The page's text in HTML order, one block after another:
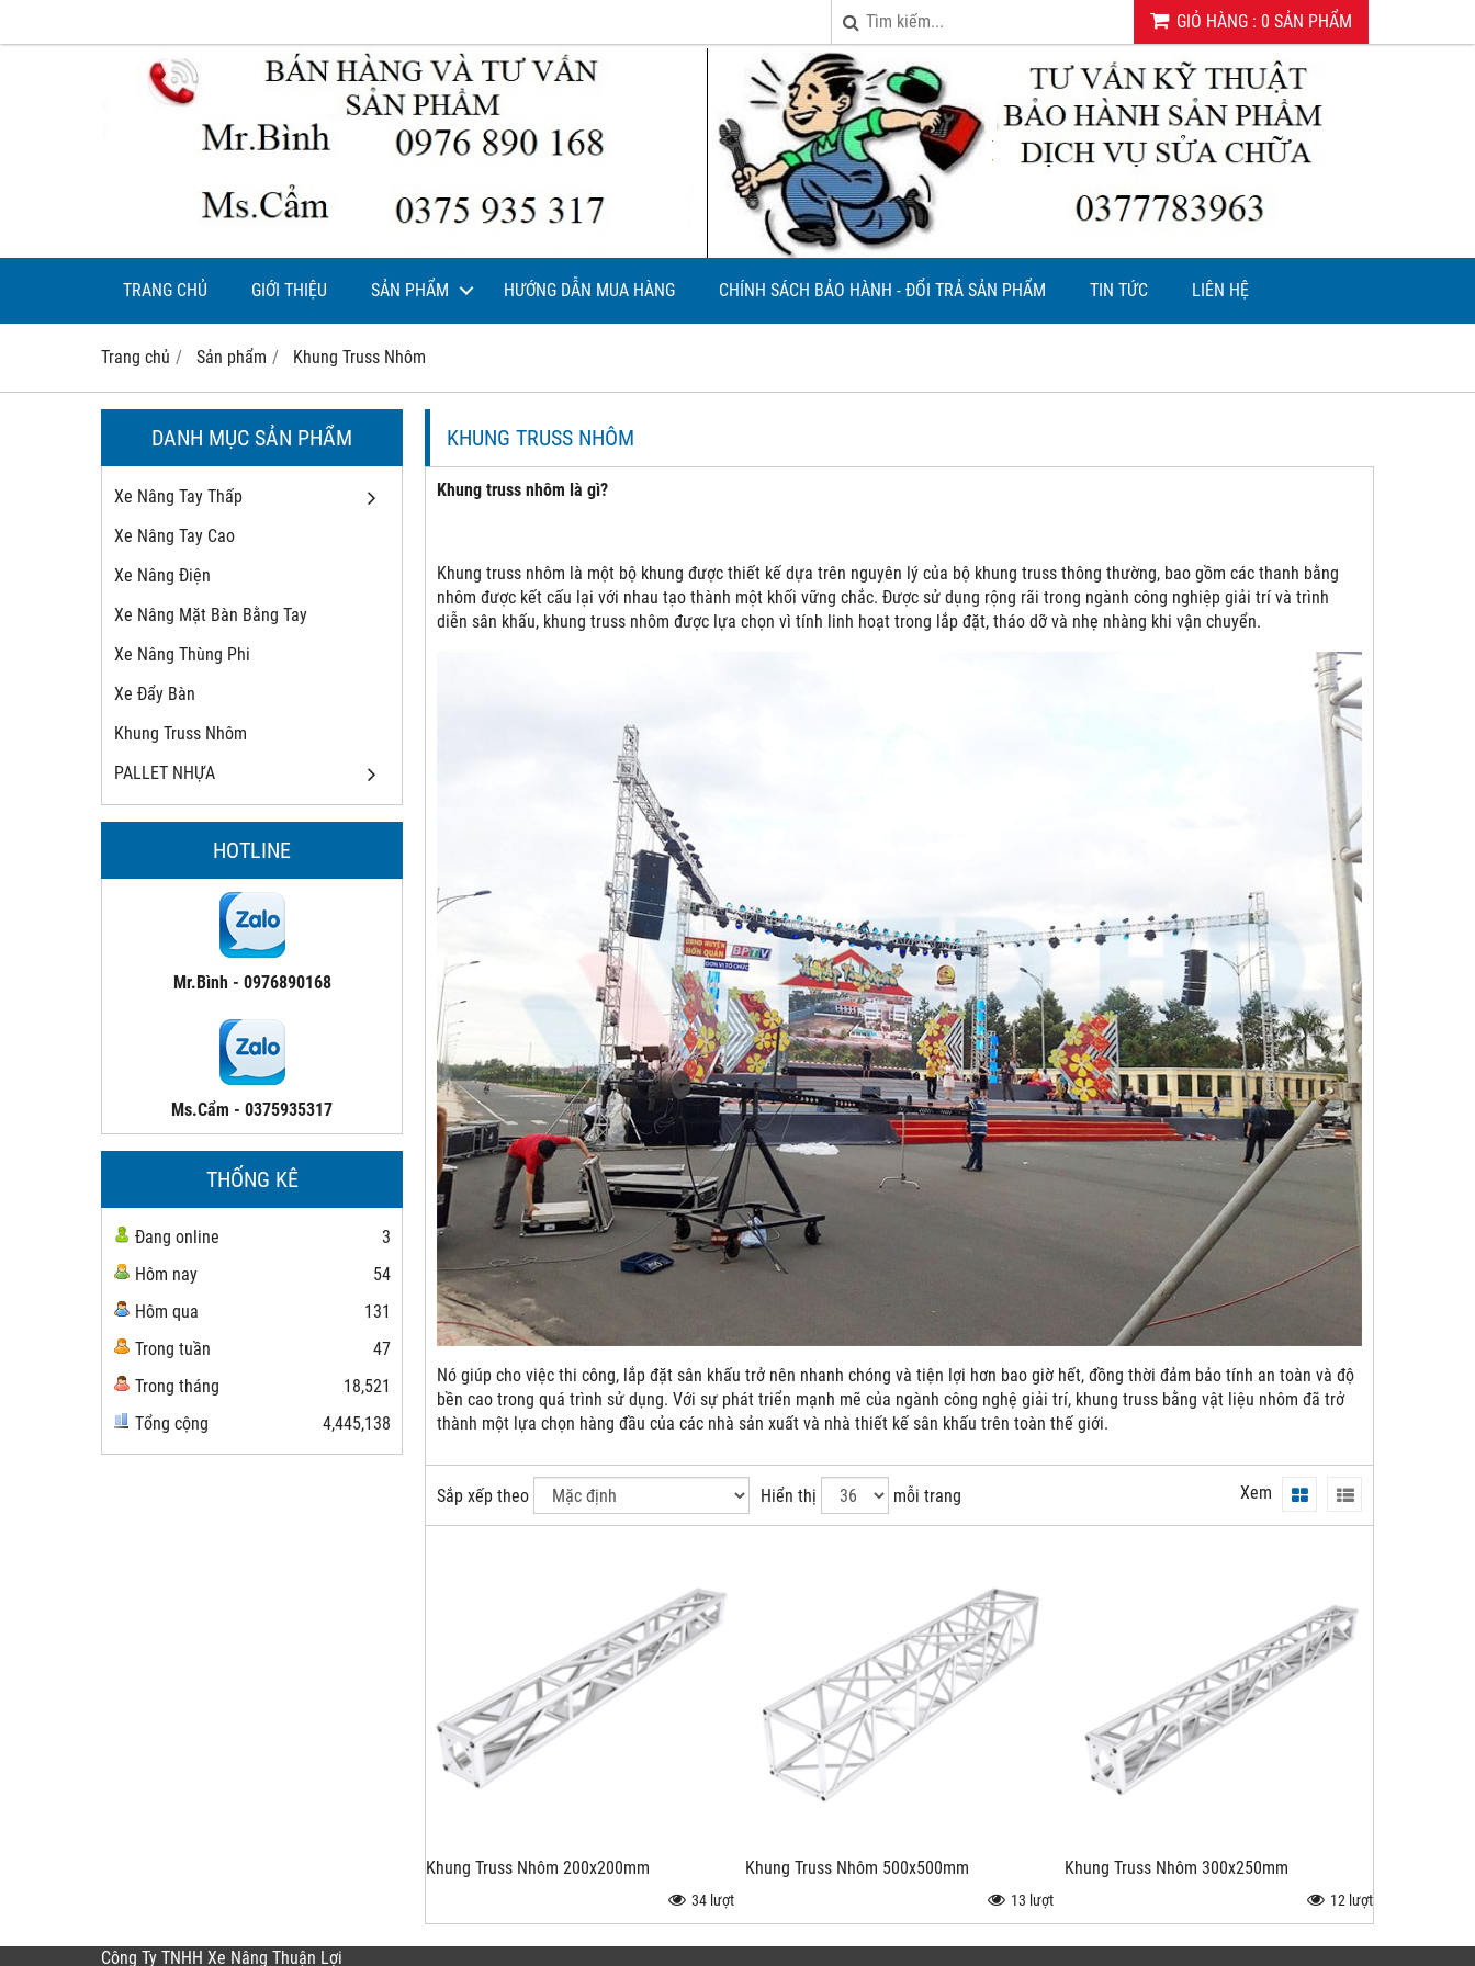
GIỎ HÀNG : 0 SẢN PHẨM
TRANG CHỦ GIỚI THIỆU SẢN PHẨM HƯỚNG DẪN MUA HÀNG CHÍNH SÁCH BẢO HÀNH - ĐỔI TRẢ SẢN PHẨM TIN TỨC LIÊN HỆ
Trang chủ Sản phẩm Khung Truss Nhôm
DANH MỤC SẢN PHẨM
Xe Nâng Tay Thấp
Xe Nâng Tay Cao
Xe Nâng Điện
Xe Nâng Mặt Bàn Bằng Tay
Xe Nâng Thùng Phi
Xe Đẩy Bàn
Khung Truss Nhôm
PALLET NHỰA
HOTLINE
Mr.Bình - 0976890168
Ms.Cẩm - 0375935317
THỐNG KÊ
Đang online
3
Hôm nay
54
Hôm qua
131
Trong tuần
47
Trong tháng
18,521
Tổng cộng
4,445,138
KHUNG TRUSS NHÔM
Khung truss nhôm là gì?
Khung truss nhôm là một bộ khung được thiết kế dựa trên nguyên lý của bộ khung truss thông thường, bao gồm các thanh bằng
nhôm được kết cấu lại với nhau tạo thành một khối vững chắc. Được sử dụng rộng rãi trong ngành công nghiệp giải trí và trình
diễn sân khấu, khung truss nhôm được lựa chọn vì tính linh hoạt trong lắp đặt, tháo dỡ và nhẹ nhàng khi vận chuyển.
Nó giúp cho việc thi công, lắp đặt sân khấu trở nên nhanh chóng và tiện lợi hơn bao giờ hết, đồng thời đảm bảo tính an toàn và độ
bền cao trong quá trình sử dụng. Với sự phát triển mạnh mẽ của ngành công nghệ giải trí, khung truss bằng vật liệu nhôm đã trở
thành một lựa chọn hàng đầu của các nhà sản xuất và nhà thiết kế sân khấu trên toàn thế giới.
Sắp xếp theo Hiển thị mỗi trang Xem
Khung Truss Nhôm 200x200mm
34 lượt
Khung Truss Nhôm 500x500mm
13 lượt
Khung Truss Nhôm 300x250mm
12 lượt
Công Ty TNHH Xe Nâng Thuận Lợi